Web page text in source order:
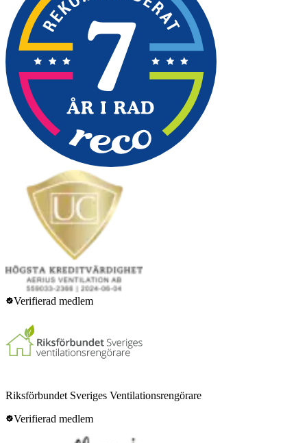
Verifierad medlem
Riksförbundet Sveriges Ventilationsrengörare
Verifierad medlem